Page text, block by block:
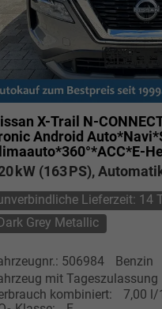
X-Trail N-
Android
kW (163 PS),
Lieferzeit: 14
Grey Metallic
506984
Benzin
mit Tageszulassung
kombiniert:
7,00 l/